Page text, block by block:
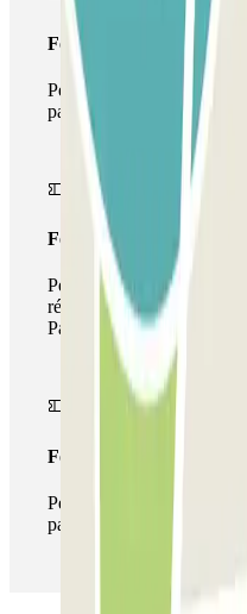
Forfait Simple
Pendant votre séjour,
parking qu'une seule fois
Forfait de stationnement
Pendant votre séjour,
réseau de parkings de cet
Parclick.
Forfait illimité
Pendant votre séjour,
parking aussi souvent que